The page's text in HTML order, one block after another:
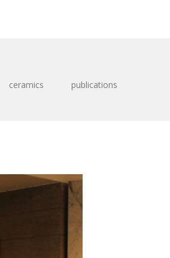
ceramics publications